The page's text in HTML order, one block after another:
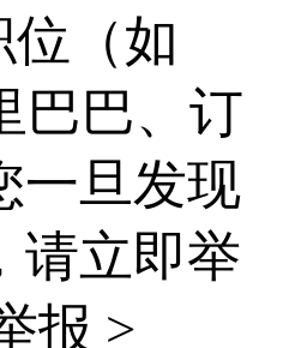
位（如
巴巴、订
一旦发现
请立即举
报 >